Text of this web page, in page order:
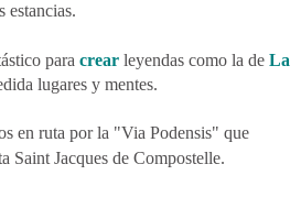
estancias.
para crear leyendas como la de La
lugares y mentes.
en ruta por la "Via Podensis" que
Saint Jacques de Compostelle.